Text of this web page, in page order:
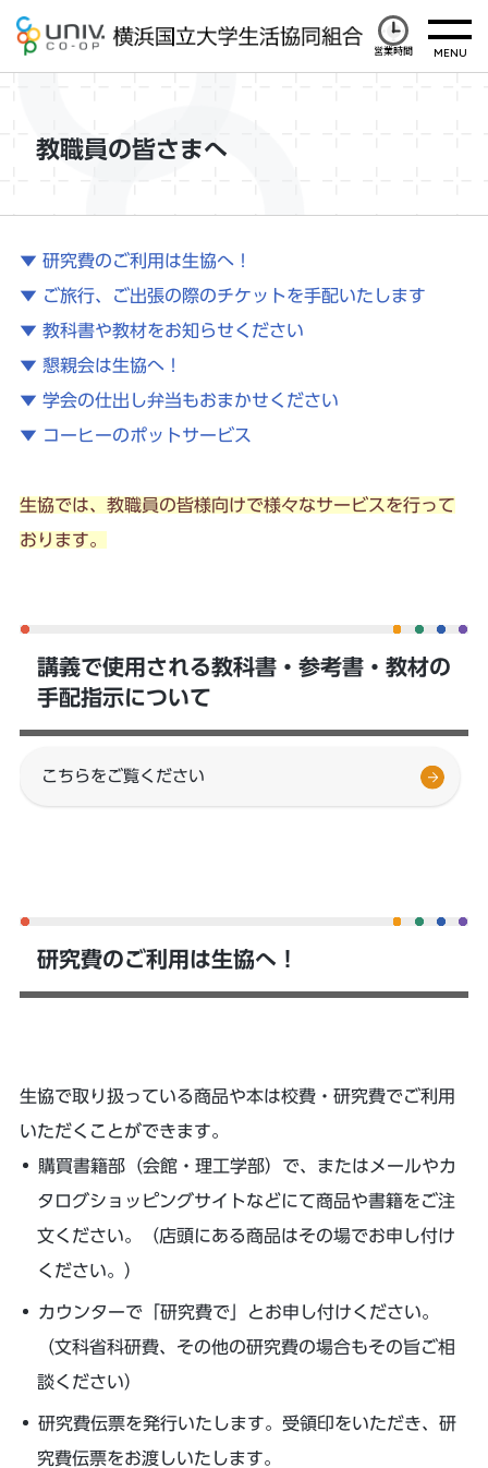
営業時間
教職員の皆さまへ
▼ 研究費のご利用は生協へ！
▼ ご旅行、ご出張の際のチケットを手配いたします
▼ 教科書や教材をお知らせください
▼ 懇親会は生協へ！
▼ 学会の仕出し弁当もおまかせください
▼ コーヒーのポットサービス
生協では、教職員の皆様向けで様々なサービスを行って
おります。
講義で使用される教科書・参考書・教材の
手配指示について
こちらをご覧ください
研究費のご利用は生協へ！
生協で取り扱っている商品や本は校費・研究費でご利用
いただくことができます。
購買書籍部（会館・理工学部）で、またはメールやカ
タログショッピングサイトなどにて商品や書籍をご注
文ください。（店頭にある商品はその場でお申し付け
ください。）
カウンターで「研究費で」とお申し付けください。
（文科省科研費、その他の研究費の場合もその旨ご相
談ください）
研究費伝票を発行いたします。受領印をいただき、研
究費伝票をお渡しいたします。